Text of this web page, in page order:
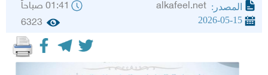
المصدر: 01:41 صباحاً
2026-05-15
6323